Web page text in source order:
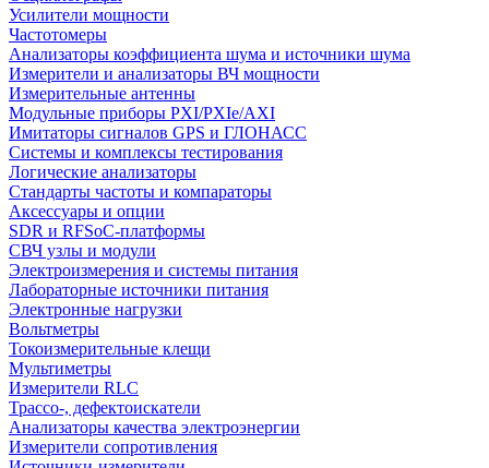
Усилители мощности
Частотомеры
Анализаторы коэффициента шума и источники шума
Измерители и анализаторы ВЧ мощности
Измерительные антенны
Модульные приборы PXI/PXIe/AXI
Имитаторы сигналов GPS и ГЛОНАСС
Системы и комплексы тестирования
Логические анализаторы
Стандарты частоты и компараторы
Аксессуары и опции
SDR и RFSoC‑платформы
СВЧ узлы и модули
Электроизмерения и системы питания
Лабораторные источники питания
Электронные нагрузки
Вольтметры
Токоизмерительные клещи
Мультиметры
Измерители RLC
Трассо-, дефектоискатели
Анализаторы качества электроэнергии
Измерители сопротивления